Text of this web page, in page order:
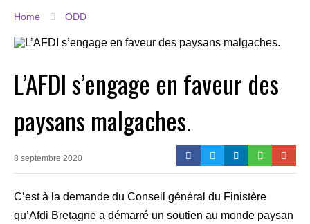
Home ODD
L’AFDI s’engage en faveur des
paysans malgaches.
8 septembre 2020
C’est à la demande du Conseil général du Finistère
qu’Afdi Bretagne a démarré un soutien au monde paysan